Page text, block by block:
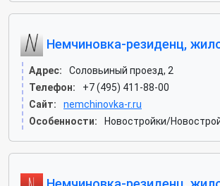
Немчиновка-резиденц,
Адрес:
Соловьиный проезд, 2
Телефон:
+7 (495) 411-88-00
Сайт:
nemchinovka-r.ru
Особенности:
Новостройки/